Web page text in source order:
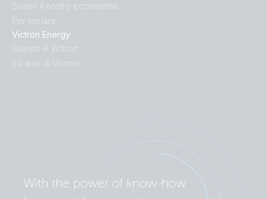
Scopri il nostro ecosistema
Per iniziare
Victron Energy
Questo è Victron
50 anni di Victron